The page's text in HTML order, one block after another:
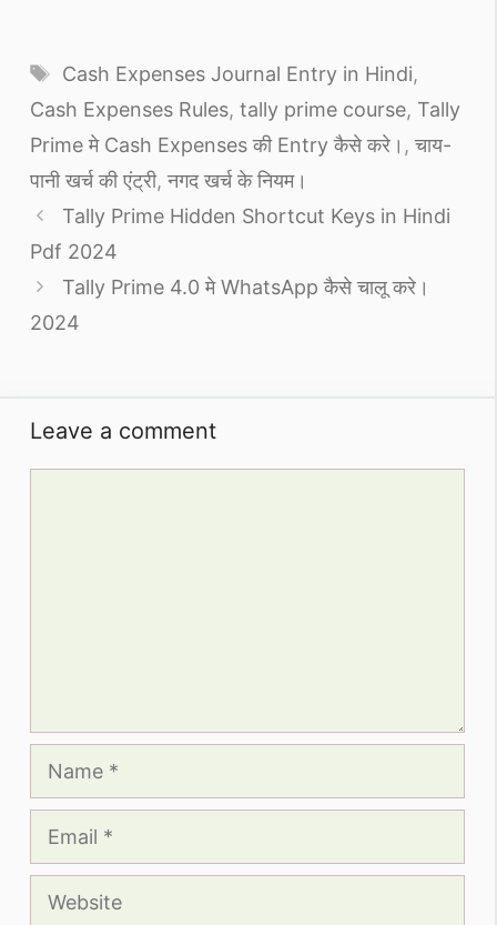
Tags
Cash Expenses Journal Entry in Hindi,
Cash Expenses Rules, tally prime course, Tally
Prime मे Cash Expenses की Entry कैसे करे। ,चाय-
पानी खर्च की एंट्री,नगद खर्च के नियम।
Tally Prime Hidden Shortcut Keys in Hindi
Pdf 2024
Tally Prime 4.0 मे WhatsApp कैसे चालू करे।
2024
Leave a comment
Name
Email
Website